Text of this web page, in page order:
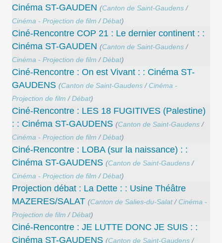
Cinéma ST-GAUDEN (Canton de Saint-Gaudens /
Cinéma - Projection de film /Débat)
Ciné-Rencontre COP 21 : Le dernier continent : :
Cinéma ST-GAUDEN (Canton de Saint-Gaudens /
Cinéma - Projection de film /Débat)
Ciné-Rencontre : On est Vivant : : Cinéma ST-
GAUDENS (Canton de Saint-Gaudens / Cinéma -
Projection de film /Débat)
Ciné-Rencontre : LES 18 FUGITIVES (Palestine)
: : Cinéma ST-GAUDENS (Canton de Saint-Gaudens /
Cinéma - Projection de film /Débat)
Ciné-Rencontre : LOBA (sur la naissance) : :
Cinéma ST-GAUDENS (Canton de Saint-Gaudens /
Cinéma - Projection de film /Débat)
Projection débat : La Dette : : Usine Théâtre
MAZERES/SALAT (Canton de Salies-du-Salat/ Cinéma -
Projection de film /Débat)
Ciné-Rencontre : JE LUTTE DONC JE SUIS : :
Cinéma ST-GAUDENS (Canton de Saint-Gaudens /